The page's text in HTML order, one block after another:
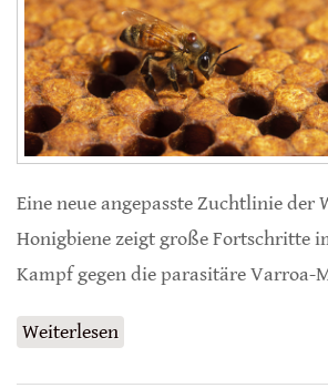
Eine neue angepasste Zuchtlinie der
Honigbiene zeigt große Fortschritte
Kampf gegen die parasitäre Varroa-
Weiterlesen